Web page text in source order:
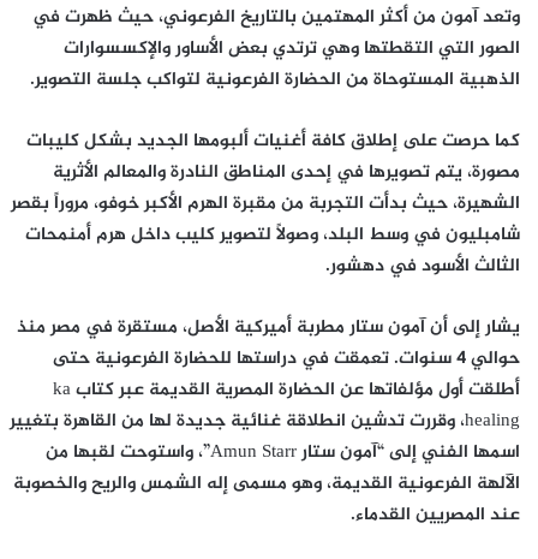
وتعد آمون من أكثر المهتمين بالتاريخ الفرعوني، حيث ظهرت في
الصور التي التقطتها وهي ترتدي بعض الأساور والإكسسوارات
الذهبية المستوحاة من الحضارة الفرعونية لتواكب جلسة التصوير.
كما حرصت على إطلاق كافة أغنيات ألبومها الجديد بشكل كليبات
مصورة، يتم تصويرها في إحدى المناطق النادرة والمعالم الأثرية
الشهيرة، حيث بدأت التجربة من مقبرة الهرم الأكبر خوفو، مروراً بقصر
شامبليون في وسط البلد، وصولاً لتصوير كليب داخل هرم أمنمحات
الثالث الأسود في دهشور.
يشار إلى أن آمون ستار مطربة أميركية الأصل، مستقرة في مصر منذ
حوالي 4 سنوات. تعمقت في دراستها للحضارة الفرعونية حتى
أطلقت أول مؤلفاتها عن الحضارة المصرية القديمة عبر كتاب ka
healing، وقررت تدشين انطلاقة غنائية جديدة لها من القاهرة بتغيير
اسمها الفني إلى “آمون ستار Amun Starr”، واستوحت لقبها من
الآلهة الفرعونية القديمة، وهو مسمى إله الشمس والريح والخصوبة
عند المصريين القدماء.